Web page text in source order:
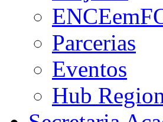
Parcerias
Eventos
Hub